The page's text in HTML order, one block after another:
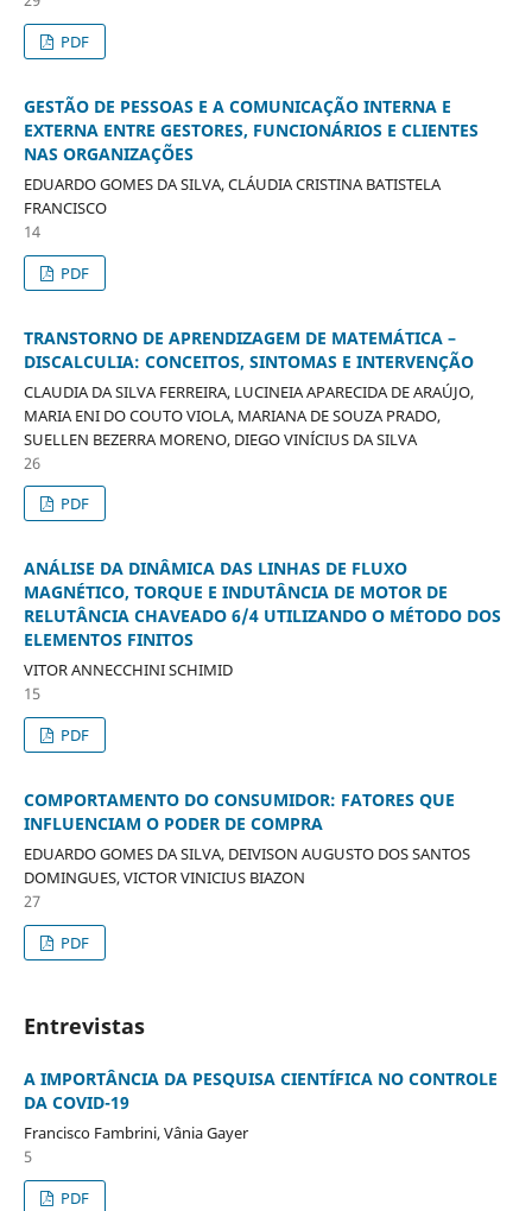
PDF
GESTÃO DE PESSOAS E A COMUNICAÇÃO INTERNA E
EXTERNA ENTRE GESTORES, FUNCIONÁRIOS E CLIENTES
NAS ORGANIZAÇÕES
EDUARDO GOMES DA SILVA, CLÁUDIA CRISTINA BATISTELA
FRANCISCO
14
PDF
TRANSTORNO DE APRENDIZAGEM DE MATEMÁTICA –
DISCALCULIA: CONCEITOS, SINTOMAS E INTERVENÇÃO
CLAUDIA DA SILVA FERREIRA, LUCINEIA APARECIDA DE ARAÚJO,
MARIA ENI DO COUTO VIOLA, MARIANA DE SOUZA PRADO,
SUELLEN BEZERRA MORENO, DIEGO VINÍCIUS DA SILVA
26
PDF
ANÁLISE DA DINÂMICA DAS LINHAS DE FLUXO
MAGNÉTICO, TORQUE E INDUTÂNCIA DE MOTOR DE
RELUTÂNCIA CHAVEADO 6/4 UTILIZANDO O MÉTODO DOS
ELEMENTOS FINITOS
VITOR ANNECCHINI SCHIMID
15
PDF
COMPORTAMENTO DO CONSUMIDOR: FATORES QUE
INFLUENCIAM O PODER DE COMPRA
EDUARDO GOMES DA SILVA, DEIVISON AUGUSTO DOS SANTOS
DOMINGUES, VICTOR VINICIUS BIAZON
27
PDF
Entrevistas
A IMPORTÂNCIA DA PESQUISA CIENTÍFICA NO CONTROLE
DA COVID-19
Francisco Fambrini, Vânia Gayer
5
PDF